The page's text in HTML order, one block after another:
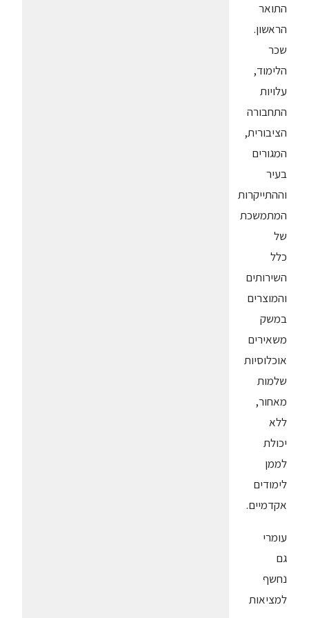
התואר
הראשון.
שכר
הלימוד,
עלויות
התחבורה
הציבורית,
המגורים
בעיר
וההתייקרות
המתמשכת
של
כלל
השירותים
והמוצרים
במשק
משאירים
אוכלוסיות
שלמות
מאחור,
ללא
יכולת
לממן
לימודים
אקדמיים.
עומרי
גם
נחשף
למציאות